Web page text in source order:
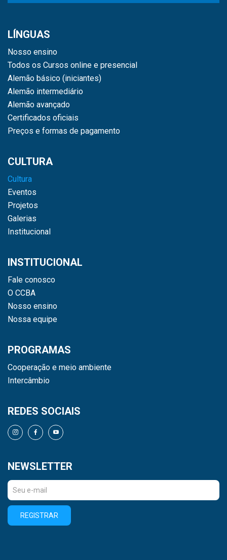
LÍNGUAS
Nosso ensino
Todos os Cursos online e presencial
Alemão básico (iniciantes)
Alemão intermediário
Alemão avançado
Certificados oficiais
Preços e formas de pagamento
CULTURA
Cultura
Eventos
Projetos
Galerias
Institucional
INSTITUCIONAL
Fale conosco
O CCBA
Nosso ensino
Nossa equipe
PROGRAMAS
Cooperação e meio ambiente
Intercâmbio
REDES SOCIAIS
NEWSLETTER
REGISTRAR